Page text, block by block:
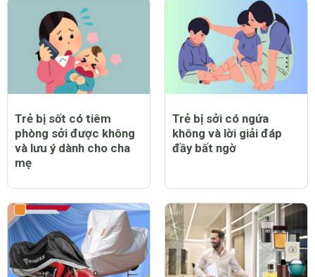
Trẻ bị sốt có tiêm
phòng sởi được không
và lưu ý dành cho cha
mẹ
Trẻ bị sởi có ngứa
không và lời giải đáp
đầy bất ngờ